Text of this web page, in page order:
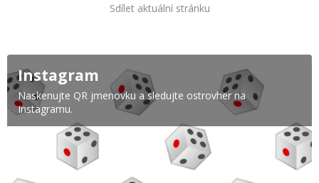
Sdílet aktuální stránku
Instagram
Naskenujte QR jmenovku a sledujte ostrovher na
Instagramu.